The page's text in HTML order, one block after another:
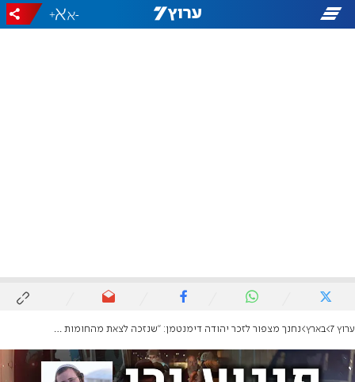
-
+
ערוץ 7 בארץ נחנך מצפור לזכר יהודה דימנטמן: "שנזכה לצאת מהחומות ולבנות הלאה"